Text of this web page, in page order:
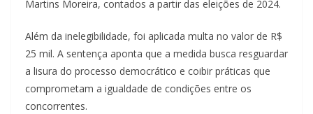
Martins Moreira, contados a partir das eleições de 2024.
Além da inelegibilidade, foi aplicada multa no valor de R$
25 mil. A sentença aponta que a medida busca resguardar
a lisura do processo democrático e coibir práticas que
comprometam a igualdade de condições entre os
concorrentes.